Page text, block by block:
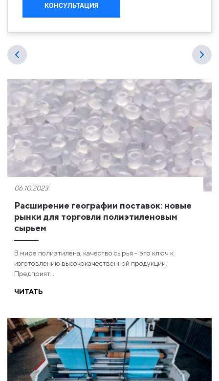
КОНСУЛЬТАЦИЯ
06.10.2023
Расширение географии поставок: новые
рынки для торговли полиэтиленовым
сырьем
В мире полиэтилена, качество сырья – это ключ к
изготовлению высококачественной продукции.
Предприят...
ЧИТАТЬ